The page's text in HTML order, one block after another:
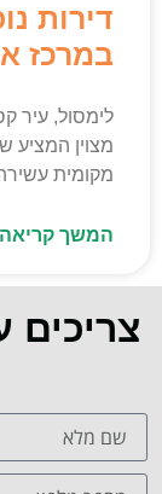
דירות
במרכז
לימסול, עיר
מצוין המציע
מקומית
המשך
צריכים